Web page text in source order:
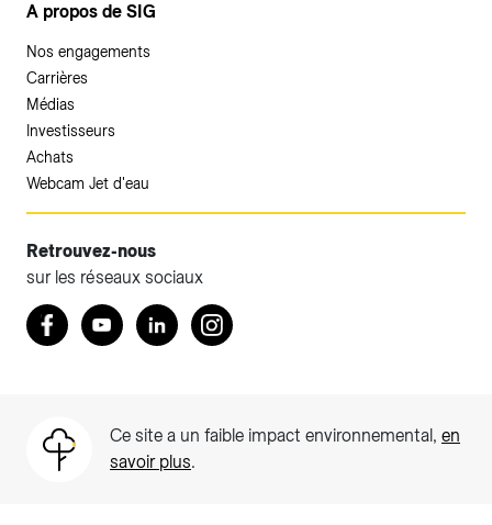
A propos de SIG
Nos engagements
Carrières
Médias
Investisseurs
Achats
Webcam Jet d'eau
Retrouvez-nous
sur les réseaux sociaux
Retrouvez nous sur Facebook
YoutubeLinkedInInstagram
Ce site a un faible impact environnemental, en
savoir plus.
Accéder à votre espace client SIG.
Votre espace client SIG n'est pas optimisé pour une
Particuliers)